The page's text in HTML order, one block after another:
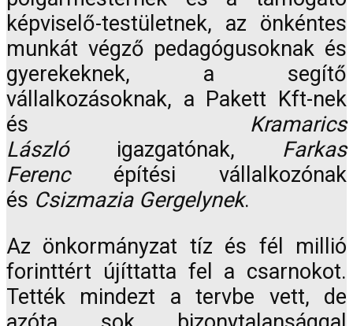
képviselő-testületnek, az önkéntes
munkát végző pedagógusoknak és
gyerekeknek, a segítő
vállalkozásoknak, a Pakett Kft-nek
és Kramarics
László igazgatónak, Farkas
Ferenc építési vállalkozónak
és Csizmazia Gergelynek.
Az önkormányzat tíz és fél millió
forinttért újíttatta fel a csarnokot.
Tették mindezt a tervbe vett, de